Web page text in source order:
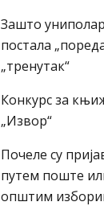
Зашто
постала
„тренутак“
Конкурс за
„Извор“
Почеле су
путем поште
општим